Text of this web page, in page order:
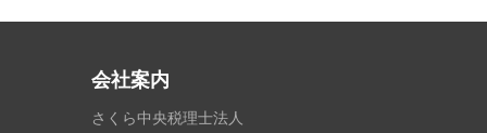
会社案内
さくら中央税理士法人